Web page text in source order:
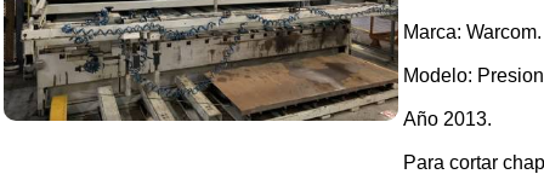
Marca: Warcom.
Modelo:
Año 2013.
Para cortar